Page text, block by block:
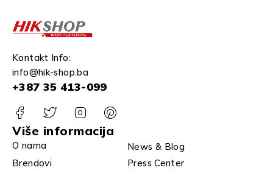
Kontakt Info:
info@hik-shop.ba
+387 35 413-099
Više informacija
O nama
News & Blog
Brendovi
Press Center